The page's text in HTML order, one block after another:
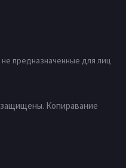
предназначенные для лиц
защищены. Копиравание